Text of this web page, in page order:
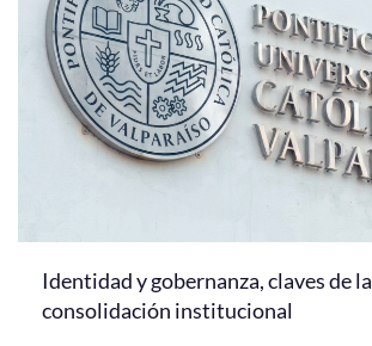
Identidad y gobernanza, claves de la
consolidación institucional